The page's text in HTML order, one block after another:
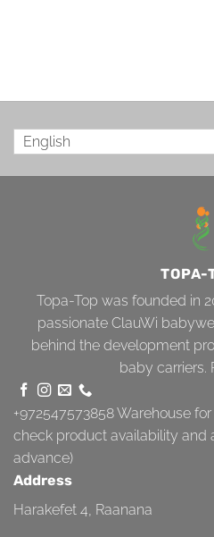
English
TOPA-
Topa-Top was founded in
passionate ClauWi
behind the development
baby carriers.
+972547573858Warehouse
check product availability and
advance)
Address
Harakefet 4, Raanana